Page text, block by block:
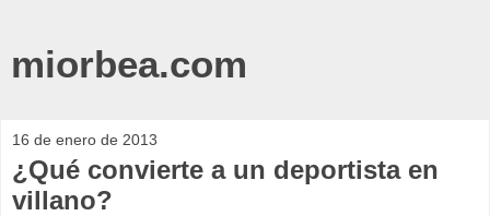
miorbea.com
16 de enero de 2013
¿Qué convierte a un deportista en
villano?